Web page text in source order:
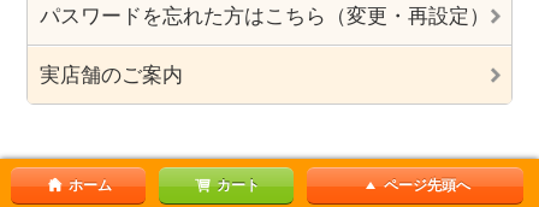
パスワードを忘れた方はこちら（変更・再設定）
実店舗のご案内
ホーム カート ページ先頭へ